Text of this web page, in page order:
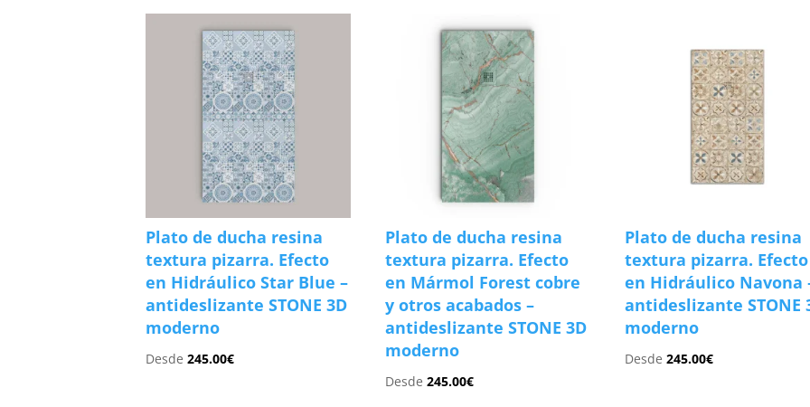
Plato de ducha resina
textura pizarra. Efecto
en Hidráulico Star Blue –
antideslizante STONE 3D
moderno
Desde245.00€
Plato de ducha resina
textura pizarra. Efecto
en Mármol Forest cobre
y otros acabados –
antideslizante STONE 3D
moderno
Desde245.00€
Plato de ducha resina
textura pizarra. Efecto
en Hidráulico Navona
antideslizante STONE
moderno
Desde245.00€